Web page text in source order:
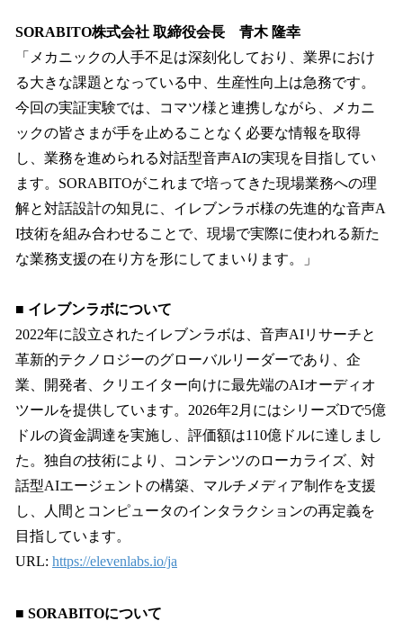
SORABITO株式会社 取締役会長 青木 隆幸
「メカニックの人手不足は深刻化しており、業界におけ
る大きな課題となっている中、生産性向上は急務です。
今回の実証実験では、コマツ様と連携しながら、メカニ
ックの皆さまが手を止めることなく必要な情報を取得
し、業務を進められる対話型音声AIの実現を目指してい
ます。SORABITOがこれまで培ってきた現場業務への理
解と対話設計の知見に、イレブンラボ様の先進的な音声A
I技術を組み合わせることで、現場で実際に使われる新た
な業務支援の在り方を形にしてまいります。」
■ イレブンラボについて
2022年に設立されたイレブンラボは、音声AIリサーチと
革新的テクノロジーのグローバルリーダーであり、企
業、開発者、クリエイター向けに最先端のAIオーディオ
ツールを提供しています。2026年2月にはシリーズDで5億
ドルの資金調達を実施し、評価額は110億ドルに達しまし
た。独自の技術により、コンテンツのローカライズ、対
話型AIエージェントの構築、マルチメディア制作を支援
し、人間とコンピュータのインタラクションの再定義を
目指しています。
URL: https://elevenlabs.io/ja
■ SORABITOについて